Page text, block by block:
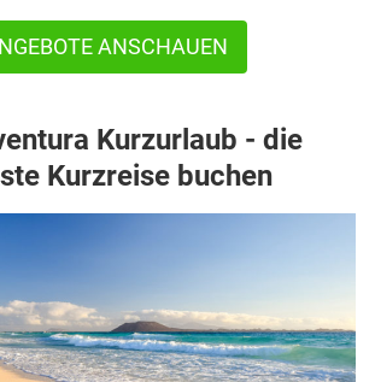
ANSCHAUEN
Kurzurlaub - die
Kurzreise buchen